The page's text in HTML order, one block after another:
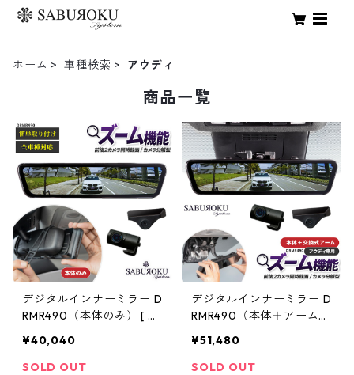
ホーム 車種検索 アウディ
商品一覧
デジタルインナーミラー D
RMR490（本体のみ） [ ド
製 ミラー型 車内 カメラ 分
離型 ドラレコ ミラー型 ド
¥40,040
SOLD OUT
デジタルインナーミラー D
RMR490（本体＋アーム）
ブレコーダー ミラー製 ミ
ラー型 車内 カメラ 分離型
¥51,480
SOLD OUT